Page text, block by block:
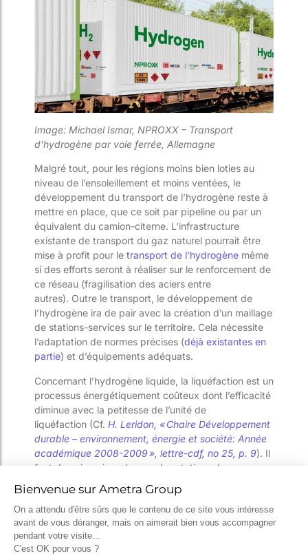
Image: Michael Ismar, NPROXX – Transport
d’hydrogène par voie ferrée, Allemagne
Malgré tout, pour les régions moins bien loties au
niveau de l’ensoleillement et moins ventées , le
développement du transport de l’hydrogène reste à
mettre en place, que ce soit par pipeline ou par un
équivalent du camion-citerne. L’infrastructure
existante de transport du gaz naturel pourrait être
mise à profit pour le transport de l’hydrogène même
si des efforts seront à réaliser sur le renforcement de
ce réseau (fragilisation des aciers entre
autres). Outre le transport, le développement de
l’hydrogène ira de pair avec la création d’un maillage
de stations-services sur le territoire. Cela nécessite
l’adaptation de normes précises (déjà existantes en
partie) et d’équipements adéquats.
Concernant l’hydrogène liquide, la liquéfaction est un
processus énergétiquement coûteux dont l’efficacité
diminue avec la petitesse de l’unité de
liquéfaction (Cf. H. Leridon, « Chaire Développement
durable – environnement, énergie et société: Année
académique 2008-2009 », lettre-cdf, no 25, p. 9). Il
faut donc imag in
er de grandes stations de
énergétiqueintéressant. Au-delà des acteurs
locaux(station de remplissage), il reste à imaginer
une semi–centralisation des moyens de liquéfaction
autour de grands hub
Des projets régionaux existent